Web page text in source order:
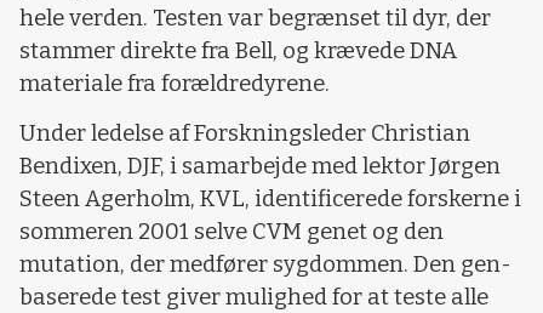
hele verden. Testen var begrænset til dyr, der
stammer direkte fra Bell, og krævede DNA
materiale fra forældredyrene.
Under ledelse af Forskningsleder Christian
Bendixen, DJF, i samarbejde med lektor Jørgen
Steen Agerholm, KVL, identificerede forskerne i
sommeren 2001 selve CVM genet og den
mutation, der medfører sygdommen. Den gen-
baserede test giver mulighed for at teste alle